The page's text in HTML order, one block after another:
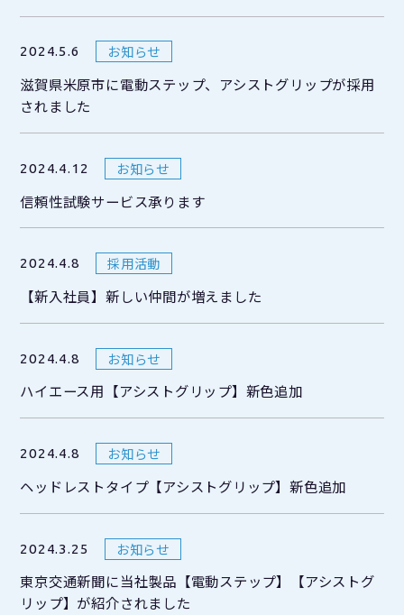
2024.5.6 お知らせ
滋賀県米原市に電動ステップ、アシストグリップが採用
されました
2024.4.12 お知らせ
信頼性試験サービス承ります
2024.4.8 採用活動
【新入社員】新しい仲間が増えました
2024.4.8 お知らせ
ハイエース用【アシストグリップ】新色追加
2024.4.8 お知らせ
ヘッドレストタイプ【アシストグリップ】新色追加
2024.3.25 お知らせ
東京交通新聞に当社製品【電動ステップ】【アシストグ
リップ】が紹介されました